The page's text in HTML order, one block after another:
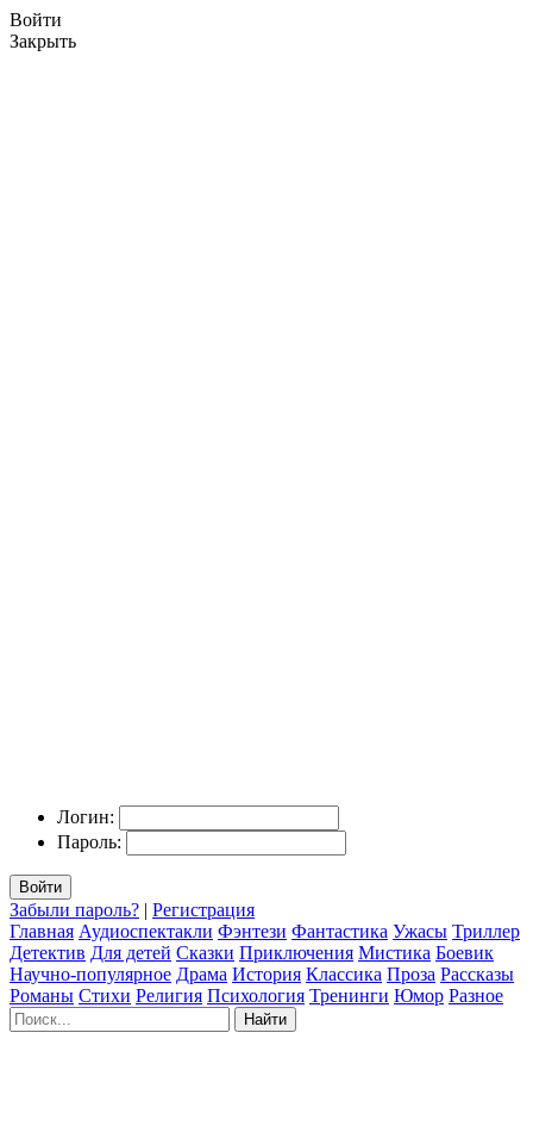
Войти
Закрыть
Логин:
Пароль:
Войти
Забыли пароль? | Регистрация
Главная Аудиоспектакли Фэнтези Фантастика Ужасы Триллер
Детектив Для детей Сказки Приключения Мистика Боевик
Научно-популярное Драма История Классика Проза Рассказы
Романы Стихи Религия Психология Тренинги Юмор Разное
Найти